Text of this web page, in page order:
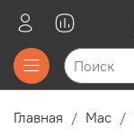
Главная Mac